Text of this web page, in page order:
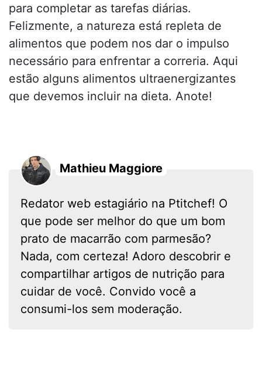
para completar as tarefas diárias.
Felizmente, a natureza está repleta de
alimentos que podem nos dar o impulso
necessário para enfrentar a correria. Aqui
estão alguns alimentos ultraenergizantes
que devemos incluir na dieta. Anote!
Mathieu Maggiore
Redator web estagiário na Ptitchef! O
que pode ser melhor do que um bom
prato de macarrão com parmesão?
Nada, com certeza! Adoro descobrir e
compartilhar artigos de nutrição para
cuidar de você. Convido você a
consumi-los sem moderação.